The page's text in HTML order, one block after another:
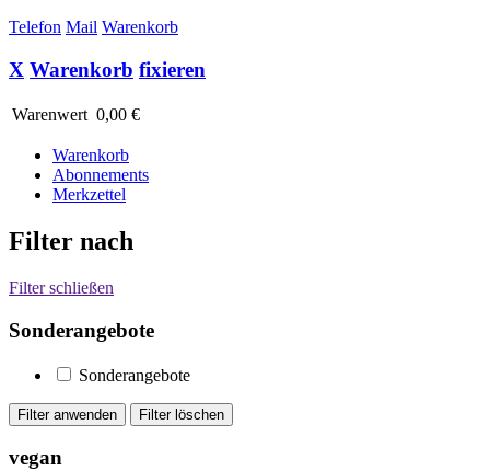
Telefon Mail Warenkorb
X Warenkorb fixieren
Warenwert 0,00 €
Warenkorb
Abonnements
Merkzettel
Filter nach
Filter schließen
Sonderangebote
Sonderangebote
vegan